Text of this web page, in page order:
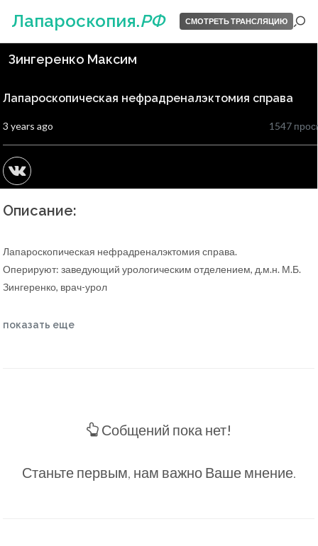
Лапароскопия.РФ СМОТРЕТЬ ТРАНСЛЯЦИЮ
Зингеренко Максим
Лапароскопическая нефрадреналэктомия справа
3 years ago 1547
Описание:
Лапароскопическая нефрадреналэктомия справа.
Оперируют: заведующий урологическим отделением, д.м.н. М.Б.
Зингеренко, врач-урол
показать еще
Собщений пока нет!
Станьте первым, нам важно Ваше мнение.